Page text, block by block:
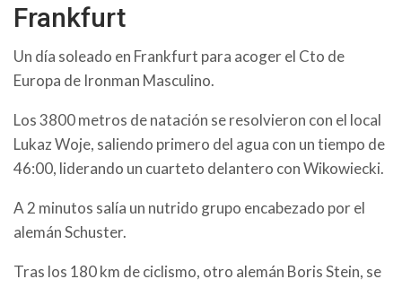
Frankfurt
Un día soleado en Frankfurt para acoger el Cto de
Europa de Ironman Masculino.
Los 3800 metros de natación se resolvieron con el local
Lukaz Woje, saliendo primero del agua con un tiempo de
46:00, liderando un cuarteto delantero con Wikowiecki.
A 2 minutos salía un nutrido grupo encabezado por el
alemán Schuster.
Tras los 180 km de ciclismo, otro alemán Boris Stein, se